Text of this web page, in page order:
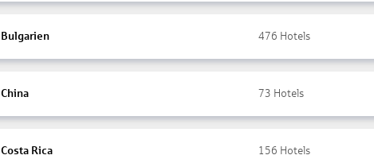
Bulgarien 476 Hotels
China 73 Hotels
Costa Rica 156 Hotels